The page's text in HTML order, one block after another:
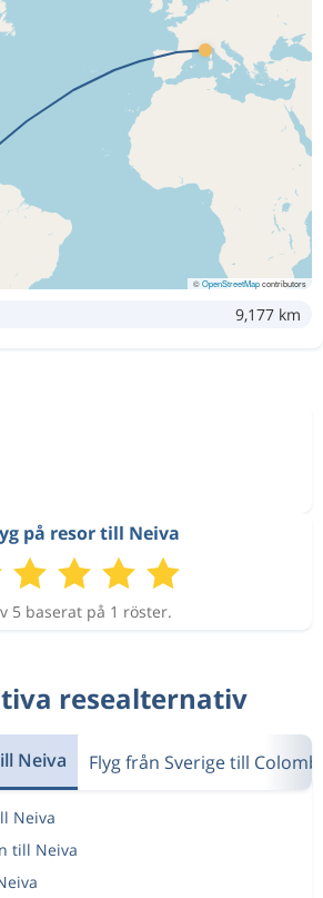
©OpenStreetMapcontributors
9,177 km
på resor till Neiva
5 baserat på 1 röster.
resealternativ
Neiva Flyg från Sverige till
Neiva
till Neiva